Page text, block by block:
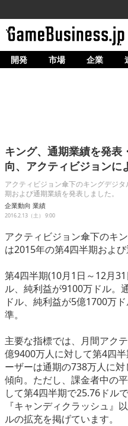
ホーム
企業動向
人材育成
産業政策
イベント/セミナー
eスポーツ
開発 市場 企業
キング、通期業績を発表
向、アクティビジョンに
アクティビジョン傘下のキングデジ
期および通期業績を発表しました。
企業動向 業績
2016.2.13（土） 9:00
アクティビジョン傘下のキ
は2015年の第4四半期および
第4四半期(10月1日～12月
ル、純利益が9100万ドル。
ドル、純利益が5億1700万
準。
主要な指標では、月間アク
億9400万人に対して第4四
ーザーは通期の738万人に
傾向。ただし、課金者中の
して第4四半期で25.76ドル
『キャンディクラッシュ』
ルの拡充を掲げています。